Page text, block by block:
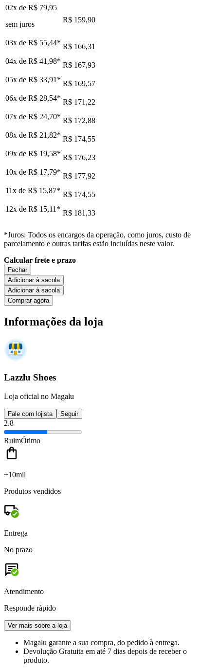
02x de R$ 79,95
sem juros
R$ 159,90
03x de R$ 55,44* R$ 166,31
04x de R$ 41,98* R$ 167,93
05x de R$ 33,91 * R$ 169,57
06x de R$ 28,54* R$ 171,22
07x de R$ 24,70* R$ 172,88
08x de R$ 21,82* R$ 174,55
09x de R$ 19,58* R$ 176,23
10x de R$ 17,79* R$ 177,92
11x de R$ 15,87* R$ 174,55
12x de R$ 15,11 * R$ 181,33
*Juros: Todos os encargos da operação, como juros, custo de
parcelamento e outras tarifas estão incluídas neste valor.
Calcular frete e prazo
Fechar
Adicionar à sacola
Adicionar à sacola
Comprar agora
Informações da loja
Lazzlu Shoes
Loja oficial no Magalu
Fale com lojista Seguir
2.8
RuimÓtimo
+10mil
Produtos vendidos
Entrega
No prazo
Atendimento
Responde rápido
Ver mais sobre a loja
Magalu garante a sua compra, do pedido à entrega.
Devolução Gratuita em até 7 dias depois de receber o
produto.